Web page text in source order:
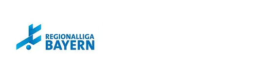
Totopokal!
SpVgg Lam - VfB